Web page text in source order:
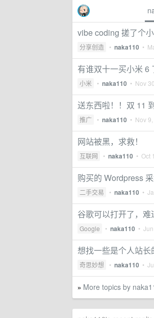
vibe coding 搓了个
分享创造 • naka110 •
有谁双十一买小米 6
小米 • naka110 • Nov
送东西啦！！双 11
推广 • naka110 • Nov
网站被黑，求救！
互联网 • naka110 • Oct
购买的 Wordpress
二手交易 • naka110 •
谷歌可以打开了，
Google • naka110 •
想找一些是个人站长
奇思妙想 • naka110 •
» More topics by